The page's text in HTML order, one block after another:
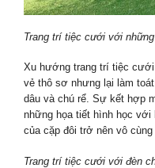
Trang trí tiệc cưới với
Xu hướng trang trí tiệc
vẻ thô sơ nhưng lại làm
dâu và chú rể. Sự kết hợp
những họa tiết hình học với
của cặp đôi trở nên vô
Trang trí tiệc cưới với đèn